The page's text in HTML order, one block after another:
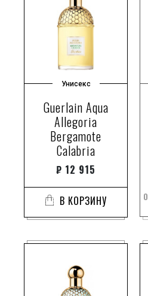
Унисекс
Guerlain Aqua
Allegoria
Bergamote
Calabria
₽ 12 915
В КОРЗИНУ